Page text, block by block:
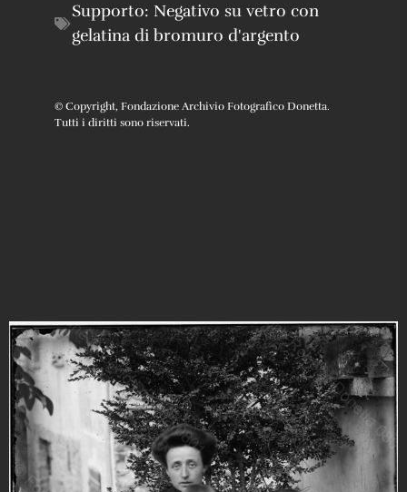
Supporto: Negativo su vetro con
gelatina di bromuro d'argento
© Copyright, Fondazione Archivio Fotografico Donetta.
Tutti i diritti sono riservati.